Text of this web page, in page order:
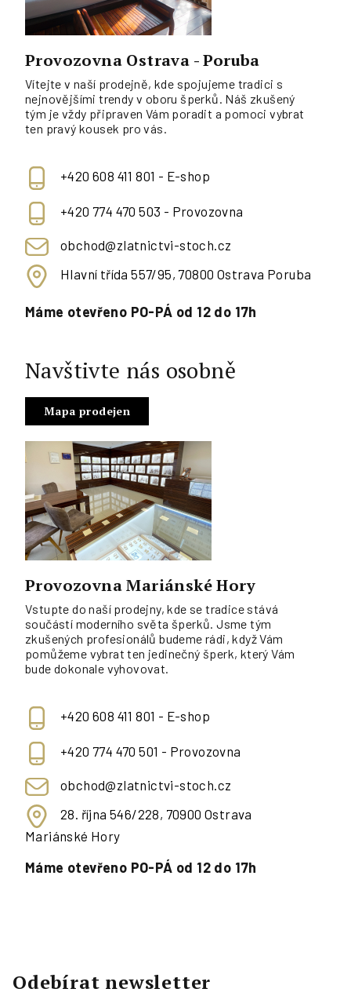
Provozovna Ostrava - Poruba
Vítejte v naší prodejně, kde spojujeme tradici s
nejnovějšími trendy v oboru šperků. Náš zkušený
tým je vždy připraven Vám poradit a pomoci vybrat
ten pravý kousek pro vás.
+420 608 411 801 - E-shop
+420 774 470 503 - Provozovna
obchod@zlatnictvi-stoch.cz
Hlavní třída 557/95, 70800 Ostrava Poruba
Máme otevřeno PO-PÁ od 12 do 17h
Navštivte nás osobně
Mapa prodejen
Provozovna Mariánské Hory
Vstupte do naší prodejny, kde se tradice stává
součástí moderního světa šperků. Jsme tým
zkušených profesionálů budeme rádi, když Vám
pomůžeme vybrat ten jedinečný šperk, který Vám
bude dokonale vyhovovat.
+420 608 411 801 - E-shop
+420 774 470 501 - Provozovna
obchod@zlatnictvi-stoch.cz
28. října 546/228, 70900 Ostrava
Mariánské Hory
Máme otevřeno PO-PÁ od 12 do 17h
Odebírat newsletter